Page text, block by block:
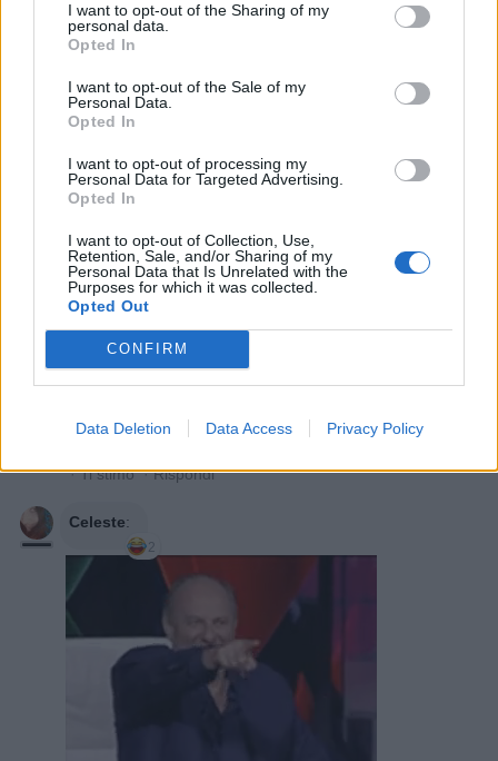
I want to opt-out of the Sharing of my
personal data.
Opted In
I want to opt-out of the Sale of my
Personal Data.
Opted In
I want to opt-out of processing my
Personal Data for Targeted Advertising.
Opted In
I want to opt-out of Collection, Use,
Retention, Sale, and/or Sharing of my
Personal Data that Is Unrelated with the
Purposes for which it was collected.
Opted Out
CONFIRM
Data Deletion Data Access Privacy Policy
3 Marzo alle ore 17:03
Acciughina:Vale ambosessi, troll e apparentemente
vero? 🙄🙄🙄😁😁😁😁
3 Marzo alle ore 17:05
·Ti stimo
hamilton89:Acciughina i troll li evito perchè il disagio
è ai massimi livelli 😉
3 Marzo alle ore 17:09
Acciughina:hamilton89 a volte però non si riesce ad
·Ti stimo·Rispondi
Celeste:
2